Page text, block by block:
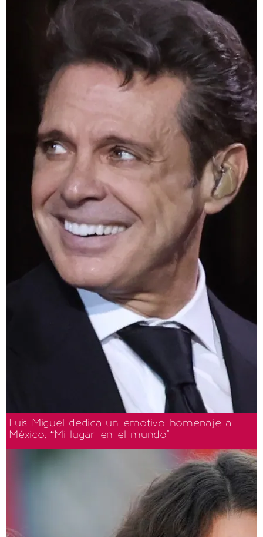
Luis Miguel dedica un emotivo homenaje a
México: “Mi lugar en el mundo"